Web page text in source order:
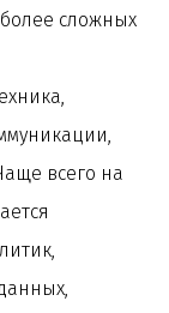
сложных
всего на